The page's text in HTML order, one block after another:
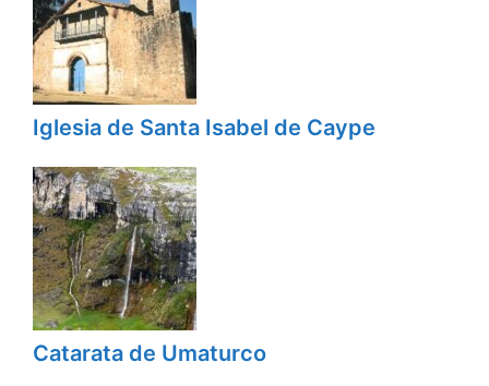
Iglesia de Santa Isabel de Caype
Catarata de Umaturco